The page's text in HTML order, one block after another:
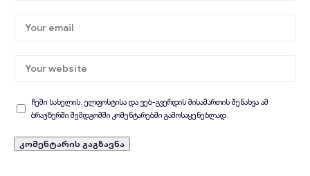
ჩემი სახელის. ელფოსტისა და ვებ-გვერდის მისამართის შენახვა ამ
ბრაუზერში შემდგომში კომენტარებში გამოსაყენებლად.